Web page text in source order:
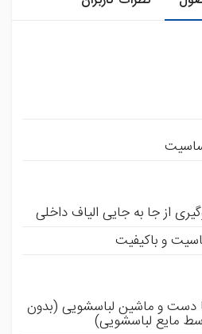
از جا به جایی الیاف داخلی
و باکیفیت
و ماشین لباسشویی (بدون
مایع لباسشویی)